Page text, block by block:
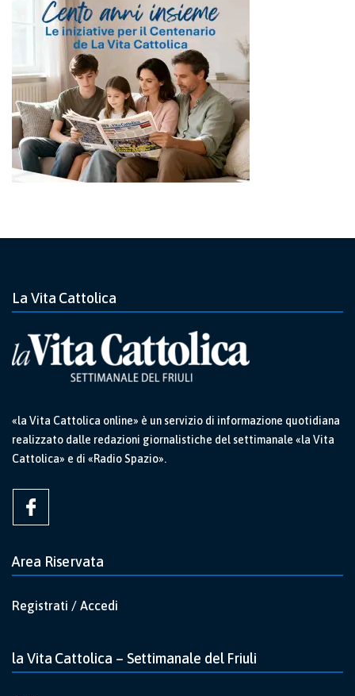
La Vita Cattolica
«la Vita Cattolica online» è un servizio di informazione quotidiana
realizzato dalle redazioni giornalistiche del settimanale «la Vita
Cattolica» e di «Radio Spazio».
Area Riservata
Registrati / Accedi
la Vita Cattolica – Settimanale del Friuli